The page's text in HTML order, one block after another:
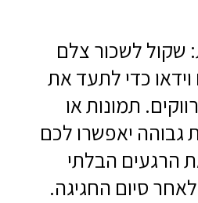
שקול לשכור צלם
כדי לתעד את
תמונות או
גבוהה יאפשרו לכם
הרגעים הבלתי
סיום החגיגה.